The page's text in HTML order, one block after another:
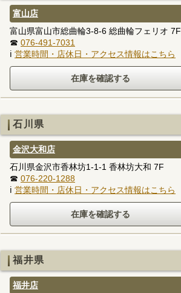
富山店
富山県富山市総曲輪3-8-6 総曲輪フェリオ 7F
☎ 076-491-7031
ℹ 営業時間・店休日・アクセス情報はこちら
石川県
金沢大和店
石川県金沢市香林坊1-1-1 香林坊大和 7F
☎ 076-220-1288
ℹ 営業時間・店休日・アクセス情報はこちら
福井県
福井店